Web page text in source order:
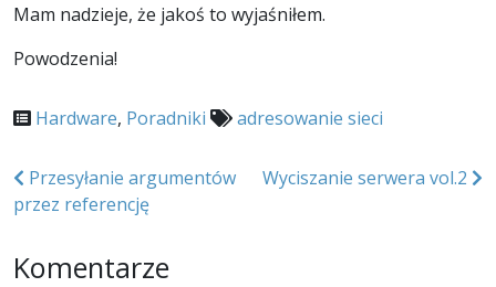
Mam nadzieje, że jakoś to wyjaśniłem.
Powodzenia!
Hardware, Poradniki adresowanie sieci
Nawigacja
wpisu
Przesyłanie argumentów
przez referencję
Wyciszanie serwera vol.2
Komentarze